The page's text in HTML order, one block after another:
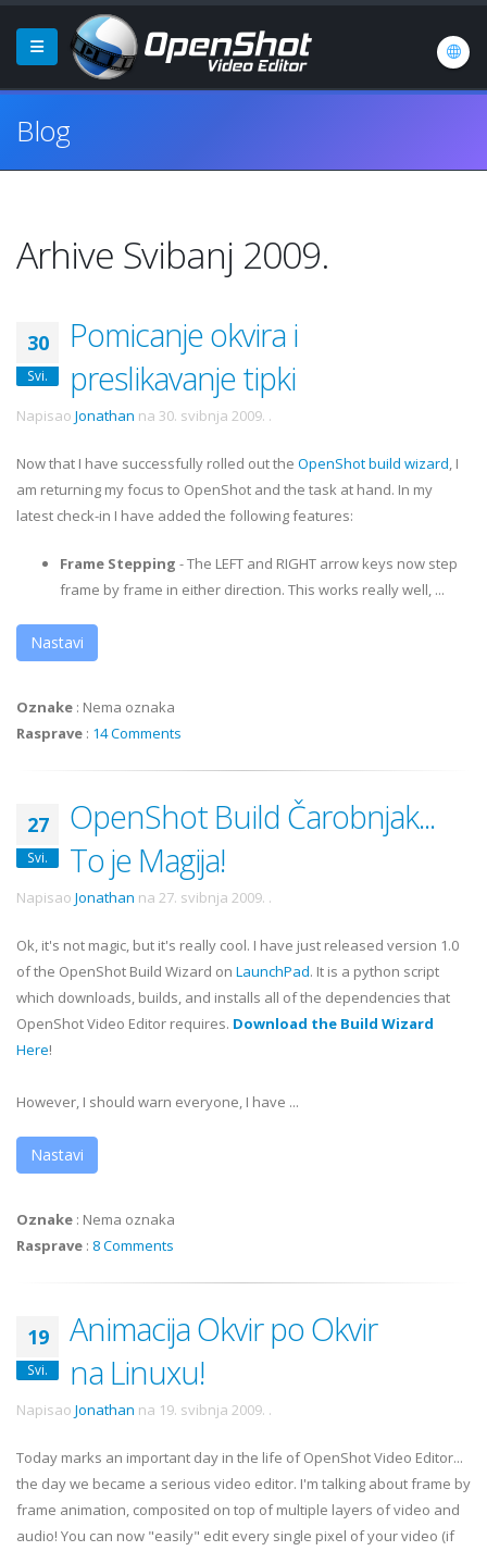
Blog
Arhive Svibanj 2009.
30
Svi.
Pomicanje okvira i
preslikavanje tipki
Napisao Jonathan na 30. svibnja 2009. .
Now that I have successfully rolled out the OpenShot build wizard, I
am returning my focus to OpenShot and the task at hand. In my
latest check-in I have added the following features:
Frame Stepping - The LEFT and RIGHT arrow keys now step
frame by frame in either direction. This works really well, ...
Nastavi
Oznake : Nema oznaka
Rasprave : 14 Comments
27
Svi.
OpenShot Build Čarobnjak...
To je Magija!
Napisao Jonathan na 27. svibnja 2009. .
Ok, it's not magic, but it's really cool. I have just released version 1.0
of the OpenShot Build Wizard on LaunchPad. It is a python script
which downloads, builds, and installs all of the dependencies that
OpenShotVideo Editor requires. Download the Build Wizard
Here!
However, I should warn everyone, I have ...
Nastavi
Oznake : Nema oznaka
Rasprave : 8 Comments
19
Svi.
Animacija Okvir po Okvir
na Linuxu!
Napisao Jonathan na 19. svibnja 2009. .
Today marks an important day in the life of OpenShot Video Editor...
the day we became a serious video editor. I'm talking about frame by
frame animation, composited on top of multiple layers of video and
audio! You can now "easily" edit every single pixel of your video (if